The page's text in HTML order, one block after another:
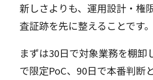
新しさよりも、運用設計・権
査証跡を先に整えることです。
まずは30日で対象業務を棚卸
で限定PoC、90日で本番判断